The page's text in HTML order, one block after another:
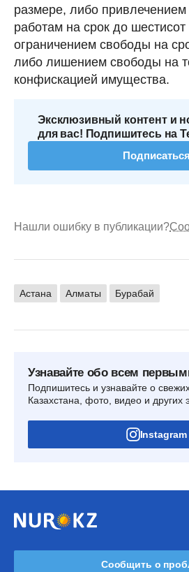
размере, либо
работам на срок до
ограничением свободы на
либо лишением свободы на
конфискацией имущества.
Эксклюзивный контент и
для вас! Подпишитесь на
Подписаться
Нашли ошибку в публикации?
Астана Алматы Бурабай
Узнавайте обо всем
Подпишитесь и узнавайте о
Казахстана, фото, видео и других
Instagram
Сообщить о